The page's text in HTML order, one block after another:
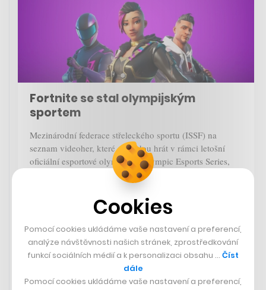
Fortnite se stal olympijským
sportem
Mezinárodní federace střeleckého sportu (ISSF) na
seznam videoher, které se budou hrát v rámci letošní
oficiální esportové olympiády Olympic Esports Series,
, jednu z nejpopulárnějších herních
Fortnite dostane speciální mapu,
uzpůsobenou primárně na sportovní střelbu. Dalšími
sporty jsou lukostřelba (Tic Tac Bow), baseball (WBSC
eBaseball™,Power Pros), šachy (Chess.com), cyklistika
( Zwift), tanec (Just Dance), motorsport (Gran Turismo 7),
Virtual Regatta), taekwond (Virtual
Taekwondo) a tenis (Tennis Clash).
Cookies
Pomocí cookies ukládáme vaše nastavení a preferencí,
analýze návštěvnosti našich stránek, zprostředkování
funkcí sociálních médií a k personalizaci obsahu … Číst
dále
Pomocí cookies ukládáme vaše nastavení a preferencí,